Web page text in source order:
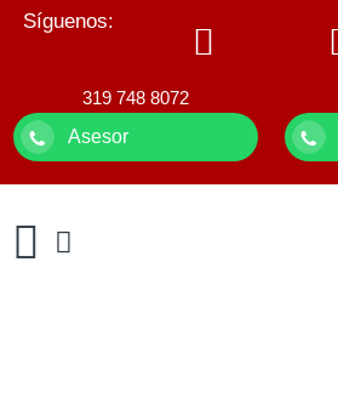
Síguenos:
319 748 8072
Asesor